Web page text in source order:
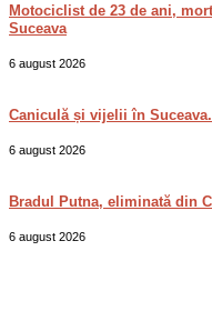
Motociclist de 23 de ani,
Suceava
6 august 2026
Caniculă și vijelii în
6 august 2026
Bradul Putna, eliminată din
6 august 2026